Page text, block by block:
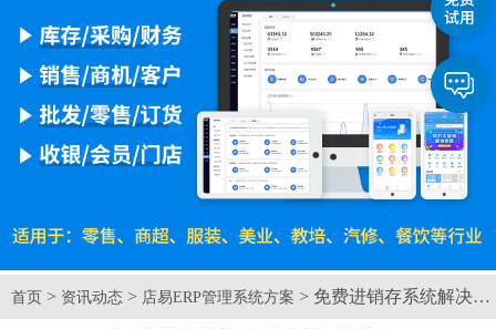
首页 > 资讯动态 > 店易ERP管理系统方案 > 免费进销存系统解决